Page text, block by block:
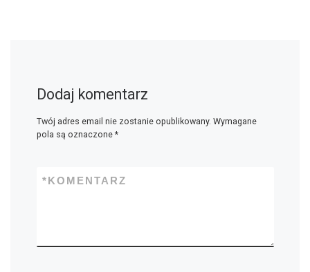
Dodaj komentarz
Twój adres email nie zostanie opublikowany. Wymagane
pola są oznaczone *
KOMENTARZ
*